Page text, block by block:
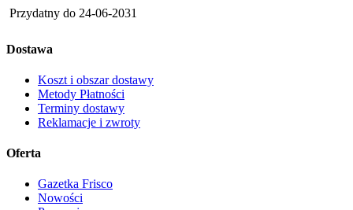
Przydatny do 24-06-2031
Dostawa
Koszt i obszar dostawy
Metody Płatności
Terminy dostawy
Reklamacje i zwroty
Oferta
Gazetka Frisco
Nowości